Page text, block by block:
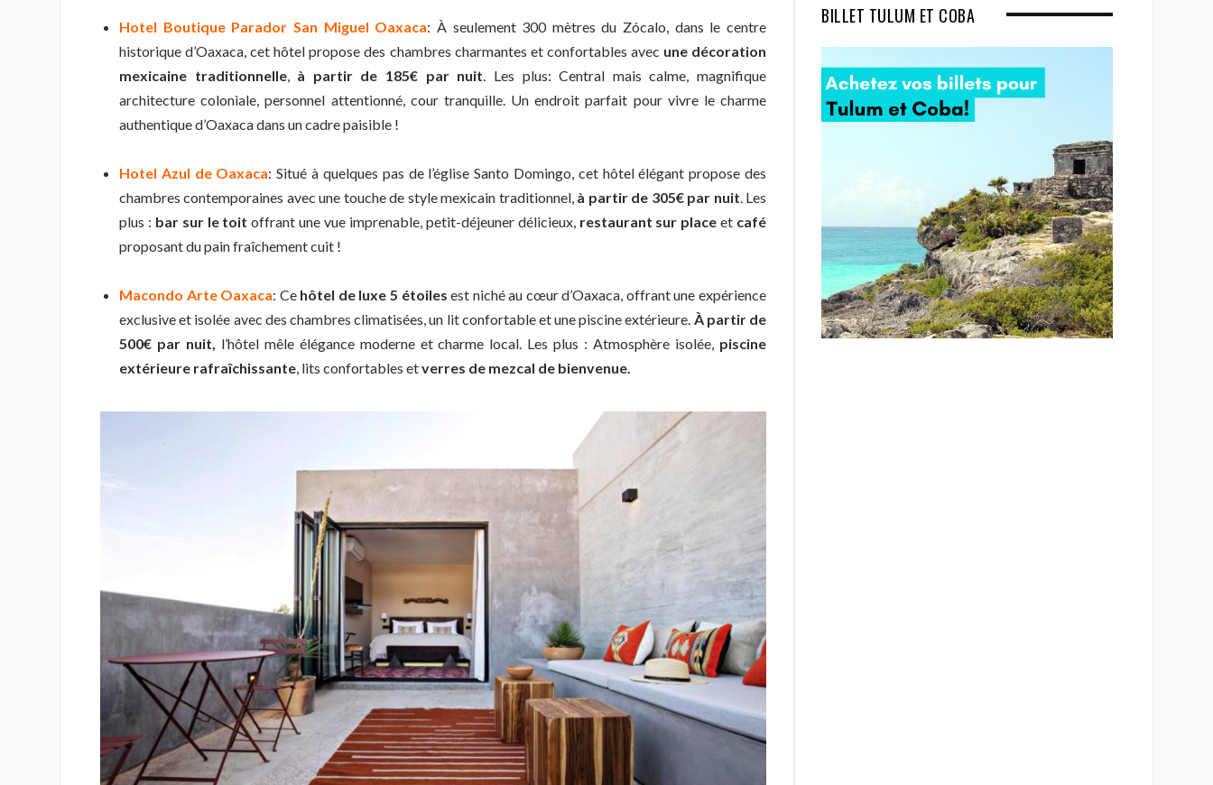
Hotel Boutique Parador San Miguel Oaxaca: À seulement 300 mètres du Zócalo, dans le centre
historique d’Oaxaca, cet hôtel propose des chambres charmantes et confortables avec une décoration
mexicaine traditionnelle, à partir de 185€ par nuit . Les plus: Central mais calme, magnifique
architecture coloniale, personnel attentionné, cour tranquille. Un endroit parfait pour vivre le charme
authentique d’Oaxaca dans un cadre paisible !
Hotel Azul de Oaxaca: Situé à quelques pas de l’église Santo Domingo, cet hôtel élégant propose des
chambres contemporaines avec une touche de style mexicain traditionnel, à partir de 305€ par nuit. Les
plus : bar sur le toit offrant une vue imprenable, petit-déjeuner délicieux, restaurant sur place et café
proposant du pain fraîchement cuit !
Macondo Arte Oaxaca: Ce hôtel de luxe 5 étoiles est niché au cœur d’Oaxaca, offrant une expérience
exclusive et isolée avec des chambres climatisées, un lit confortable et une piscine extérieure. À partir de
500€ par nuit, l’hôtel mêle élégance moderne et charme local. Les plus : Atmosphère isolée, piscine
extérieure rafraîchissante, lits confortables etverres de mezcal de bienvenue.
BILLET TULUM ET COBA